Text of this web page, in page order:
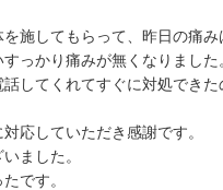
施してもらって、昨日の痛み
っかり痛みが無くなりました
してくれてすぐに対処できた
応していただき感謝です。
ました。
です。